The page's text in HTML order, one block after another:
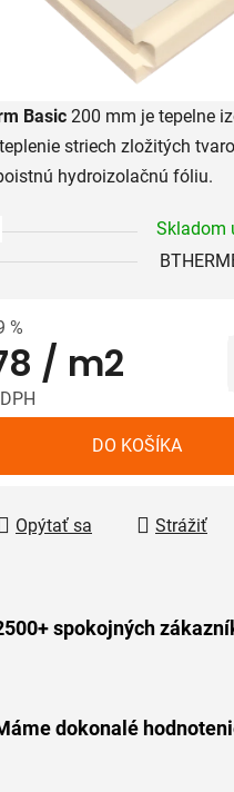
Basic 200 mm je tepelne
striech zložitých
hydroizolačnú fóliu.
Skladom
%
/ m2
DO KOŠÍKA
Opýtať sa Strážiť
spokojných
dokonalé